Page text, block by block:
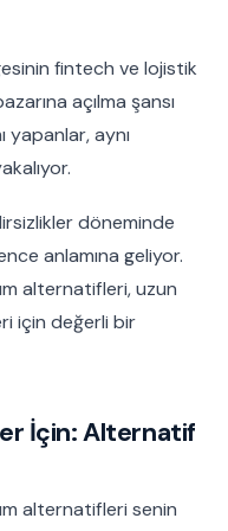
fintech ve lojistik
açılma şansı
yapanlar, aynı
döneminde
anlamına geliyor.
alternatifleri, uzun
için değerli bir
İçin: Alternatif
alternatifleri senin